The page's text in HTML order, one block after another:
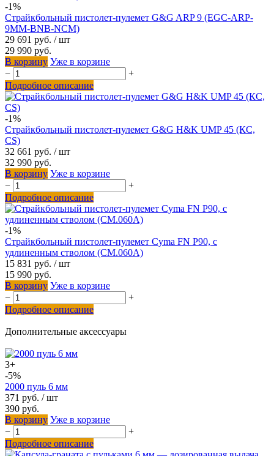
-1%
Страйкбольный пистолет-пулемет G&G ARP 9 (EGC-ARP-
9MM-BNB-NCM)
29 691 руб. / шт
29 990 руб.
В корзину Уже в корзине
−
+
Подробное описание
-1%
Страйкбольный пистолет-пулемет G&G H&K UMP 45 (КС,
CS)
32 661 руб. / шт
32 990 руб.
В корзину Уже в корзине
−
+
Подробное описание
-1%
Страйкбольный пистолет-пулемет Cyma FN P90, с
удлиненным стволом (CM.060A)
15 831 руб. / шт
15 990 руб.
В корзину Уже в корзине
−
+
Подробное описание
Дополнительные аксессуары
3+
-5%
2000 пуль 6 мм
371 руб. / шт
390 руб.
В корзину Уже в корзине
−
+
Подробное описание